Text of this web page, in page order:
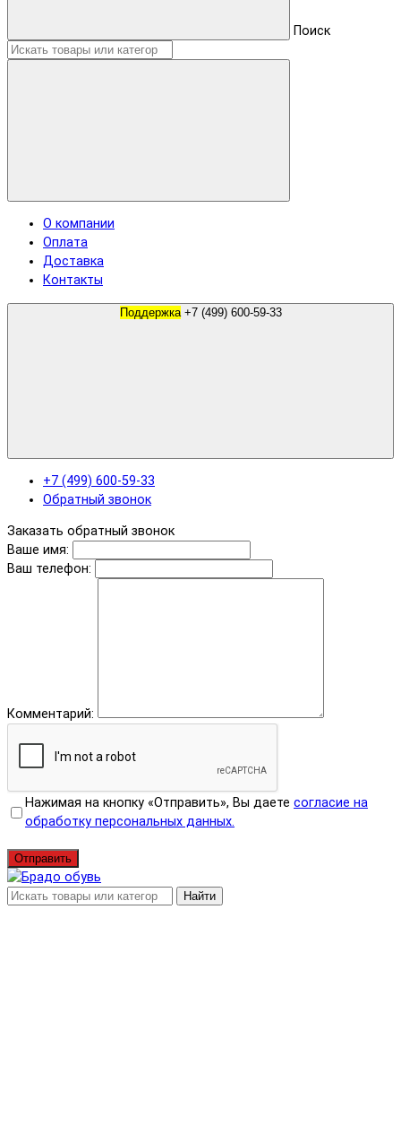
Поиск
О компании
Оплата
Доставка
Контакты
Поддержка +7 (499) 600-59-33
+7 (499) 600-59-33
Обратный звонок
Заказать обратный звонок
Ваше имя:
Ваш телефон:
Комментарий:
Нажимая на кнопку «Отправить», Вы даете согласие на
обработку персональных данных.
Отправить
Найти